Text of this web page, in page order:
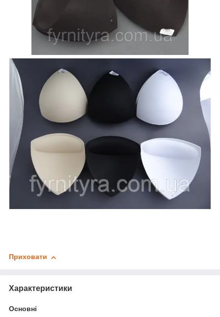
Приховати
Характеристики
Основні